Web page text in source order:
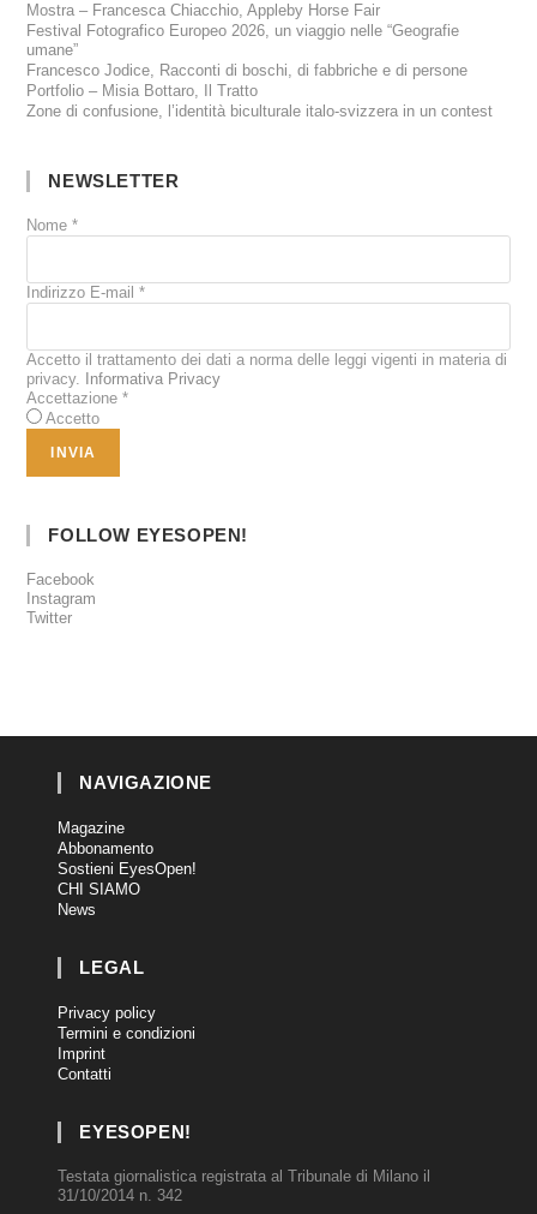
Mostra – Francesca Chiacchio, Appleby Horse Fair
Festival Fotografico Europeo 2026, un viaggio nelle “Geografie
umane”
Francesco Jodice, Racconti di boschi, di fabbriche e di persone
Portfolio – Misia Bottaro, Il Tratto
Zone di confusione, l’identità biculturale italo-svizzera in un contest
NEWSLETTER
Nome*
Indirizzo E-mail*
Accetto il trattamento dei dati a norma delle leggi vigenti in materia di
privacy.
Informativa Privacy
Accettazione*
Accetto
FOLLOW EYESOPEN!
Facebook
Instagram
Twitter
NAVIGAZIONE
Magazine
Abbonamento
Sostieni EyesOpen!
CHI SIAMO
News
LEGAL
Privacy policy
Termini e condizioni
Imprint
Contatti
EYESOPEN!
Testata giornalistica registrata al Tribunale di Milano il
31/10/2014 n. 342